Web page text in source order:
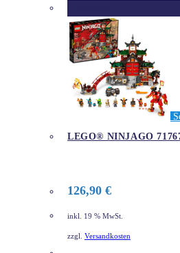
LEGO® NINJAGO
126,90 €
inkl. 19 % MwSt.
zzgl. Versandkosten